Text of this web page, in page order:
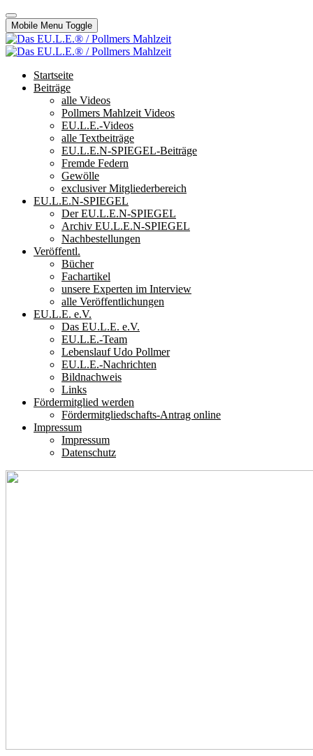
Mobile Menu Toggle
Startseite
Beiträge
alle Videos
Pollmers Mahlzeit Videos
EU.L.E.-Videos
alle Textbeiträge
EU.L.E.N-SPIEGEL-Beiträge
Fremde Federn
Gewölle
exclusiver Mitgliederbereich
EU.L.E.N-SPIEGEL
Der EU.L.E.N-SPIEGEL
Archiv EU.L.E.N-SPIEGEL
Nachbestellungen
Veröffentl.
Bücher
Fachartikel
unsere Experten im Interview
alle Veröffentlichungen
EU.L.E. e.V.
Das EU.L.E. e.V.
EU.L.E.-Team
Lebenslauf Udo Pollmer
EU.L.E.-Nachrichten
Bildnachweis
Links
Fördermitglied werden
Fördermitgliedschafts-Antrag online
Impressum
Impressum
Datenschutz